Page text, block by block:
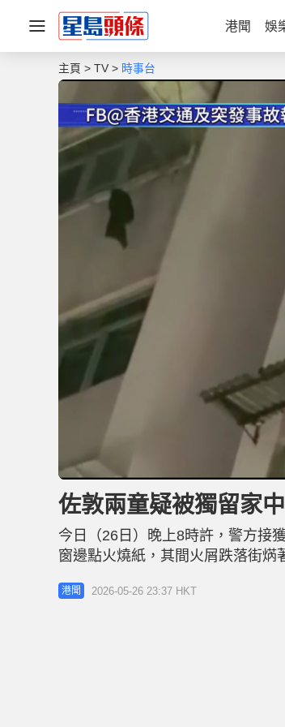
港聞 娛
主頁 TV 時事台
n
u
t
e
佐敦兩童疑被獨留家
今日（26日）晚上8時許，警方接
窗邊點火燒紙，其間火屑跌落街焫
兩個洞。 根據網上片段所見，一
方根據片段上樓調查，發現單位內
港聞 2026-05-26 23:37 HKT